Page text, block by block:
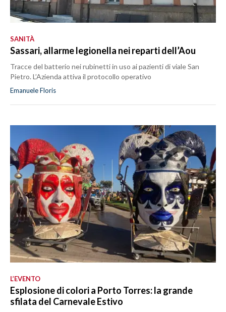
SANITÀ
Sassari, allarme legionella nei reparti dell’Aou
Tracce del batterio nei rubinetti in uso ai pazienti di viale San
Pietro. L’Azienda attiva il protocollo operativo
Emanuele Floris
L’EVENTO
Esplosione di colori a Porto Torres: la grande
sfilata del Carnevale Estivo